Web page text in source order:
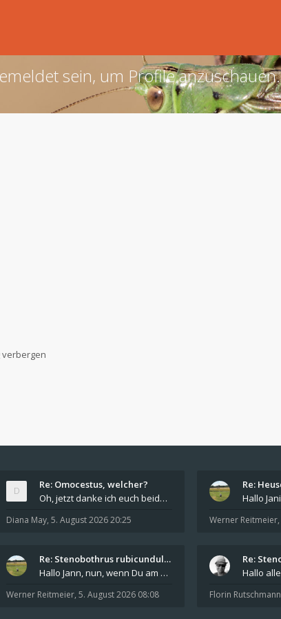
sein, um Profile anzuschauen.
verbergen
Re: Omocestus, welcher?
Oh, jetzt danke ich euch beiden, dass ist jetzt ab
Diana May, 5. August 2026 20:25 Werner Reitmeier,
Re: Stenobothrus rubicundulus?
Hallo Jann, nun, wenn Du am Paracaloptenus-Platz
Werner Reitmeier, 5. August 2026 08:08 Florin Rutschmann